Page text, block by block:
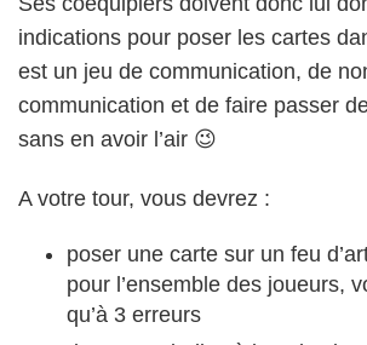
qu’à 3 erreurs
donner un indice à l’un des
consommer un jeton « indice »
8 en tout !) : soit un indice «
un 1 ici et là » – ou un indice «
défausser une carte et
Le jeu se termine :
lorsqu’on a posé tous les feux